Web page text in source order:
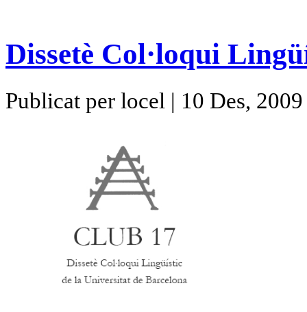
Dissetè Col·loqui
Publicat per locel | 10 Des, 2009